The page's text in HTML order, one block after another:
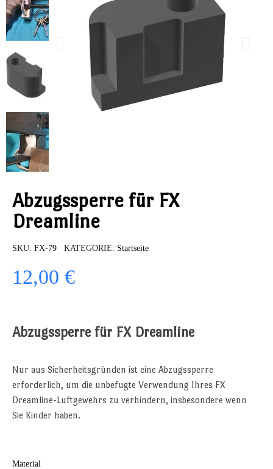
Abzugssperre für FX
Dreamline
SKU FX-79 KATEGORIE Startseite
12,00 €
Abzugssperre für FX Dreamline
Nur aus Sicherheitsgründen ist eine Abzugssperre
erforderlich, um die unbefugte Verwendung Ihres FX
Dreamline-Luftgewehrs zu verhindern, insbesondere wenn
Sie Kinder haben.
Material